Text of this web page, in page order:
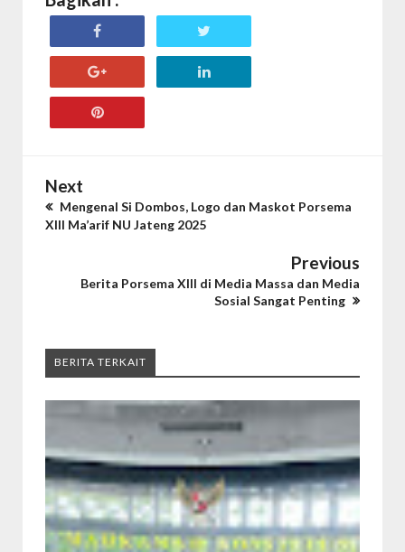
Next
Mengenal Si Dombos, Logo dan Maskot Porsema
XIII Ma’arif NU Jateng 2025
Previous
Berita Porsema XIII di Media Massa dan Media
Sosial Sangat Penting
BERITA TERKAIT